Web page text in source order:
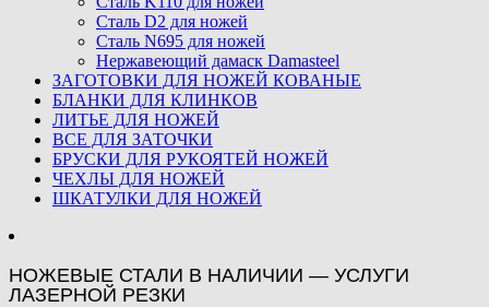
Сталь D2 для ножей
Сталь N695 для ножей
Нержавеющий дамаск Damasteel
ЗАГОТОВКИ ДЛЯ НОЖЕЙ КОВАНЫЕ
БЛАНКИ ДЛЯ КЛИНКОВ
ЛИТЬЕ ДЛЯ НОЖЕЙ
ВСЕ ДЛЯ ЗАТОЧКИ
БРУСКИ ДЛЯ РУКОЯТЕЙ НОЖЕЙ
ЧЕХЛЫ ДЛЯ НОЖЕЙ
ШКАТУЛКИ ДЛЯ НОЖЕЙ
НОЖЕВЫЕ СТАЛИ В НАЛИЧИИ — УСЛУГИ
ЛАЗЕРНОЙ РЕЗКИ